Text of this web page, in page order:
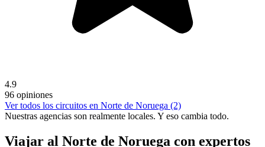
4.9
96 opiniones
Ver todos los circuitos en Norte de Noruega (2)
Nuestras agencias son realmente locales. Y eso cambia todo.
Viajar al Norte de Noruega con expertos